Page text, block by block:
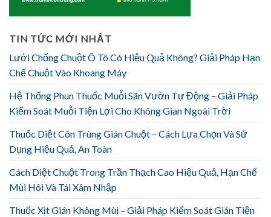
TIN TỨC MỚI NHẤT
Lưới Chống Chuột Ô Tô Có Hiệu Quả Không? Giải Pháp Hạn
Chế Chuột Vào Khoang Máy
Hệ Thống Phun Thuốc Muỗi Sân Vườn Tự Động – Giải Pháp
Kiểm Soát Muỗi Tiện Lợi Cho Không Gian Ngoài Trời
Thuốc Diệt Côn Trùng Gián Chuột – Cách Lựa Chọn Và Sử
Dụng Hiệu Quả, An Toàn
Cách Diệt Chuột Trong Trần Thạch Cao Hiệu Quả, Hạn Chế
Mùi Hôi Và Tái Xâm Nhập
Thuốc Xịt Gián Không Mùi – Giải Pháp Kiểm Soát Gián Tiện